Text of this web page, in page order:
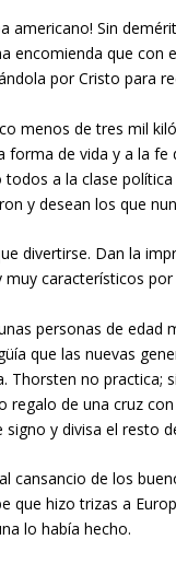
americano! Sin
encomienda que con
por Cristo para
menos de tres mil
de vida y a la
a la clase
y desean los que
divertirse. Dan la
característicos
personas de edad
que las nuevas
Thorsten no practica;
de una cruz con
y divisa el resto
de los
que hizo trizas a
lo había hecho.